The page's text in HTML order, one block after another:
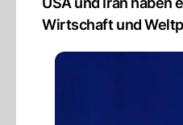
Wirtschaft und